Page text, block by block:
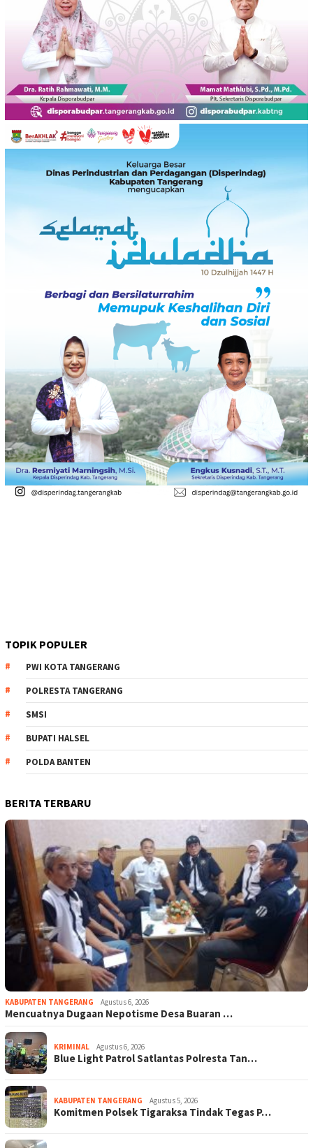
TOPIK POPULER
PWI KOTA TANGERANG
POLRESTA TANGERANG
SMSI
BUPATI HALSEL
POLDA BANTEN
BERITA TERBARU
KABUPATEN TANGERANG Agustus 6, 2026
Mencuatnya Dugaan Nepotisme Desa Buaran …
KRIMINAL Agustus 6, 2026
Blue Light Patrol Satlantas Polresta Tan…
KABUPATEN TANGERANG Agustus 5, 2026
Komitmen Polsek Tigaraksa Tindak Tegas P…